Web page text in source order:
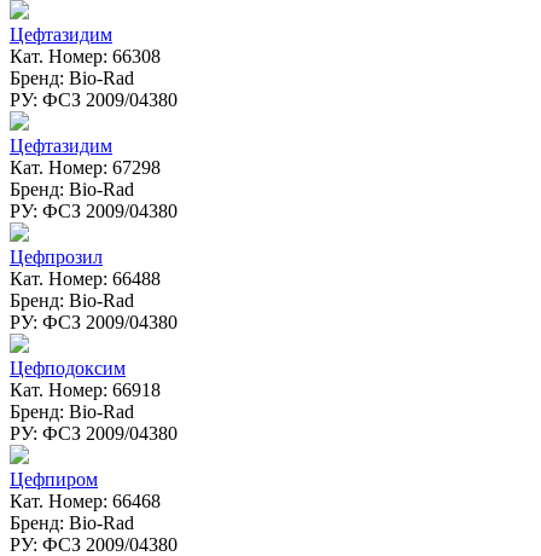
Цефтазидим
Кат. Номер: 66308
Бренд: Bio-Rad
РУ: ФСЗ 2009/04380
Цефтазидим
Кат. Номер: 67298
Бренд: Bio-Rad
РУ: ФСЗ 2009/04380
Цефпрозил
Кат. Номер: 66488
Бренд: Bio-Rad
РУ: ФСЗ 2009/04380
Цефподоксим
Кат. Номер: 66918
Бренд: Bio-Rad
РУ: ФСЗ 2009/04380
Цефпиром
Кат. Номер: 66468
Бренд: Bio-Rad
РУ: ФСЗ 2009/04380